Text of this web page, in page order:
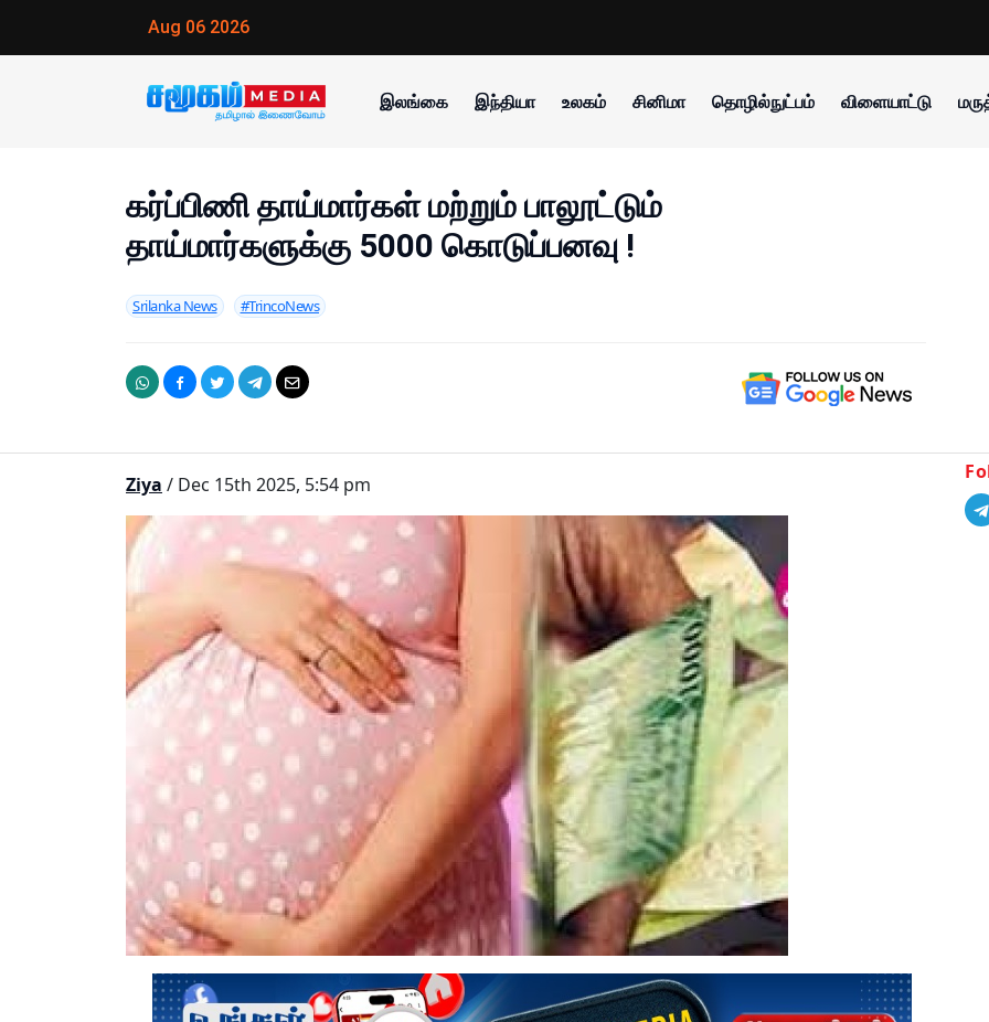
Aug 06 2026
இலங்கை இந்தியா உலகம் சினிமா தொழில்நுட்பம் விளையாட்டு
கர்ப்பிணி தாய்மார்கள் மற்றும் பாலூட்டும்
தாய்மார்களுக்கு 5000 கொடுப்பனவு !
Srilanka News #TrincoNews
Ziya / Dec 15th 2025, 5:54 pm